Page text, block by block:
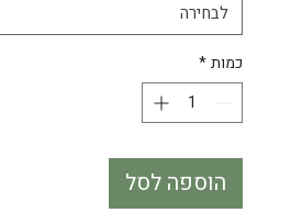
לבחירה
כמות*
הוספה לסל